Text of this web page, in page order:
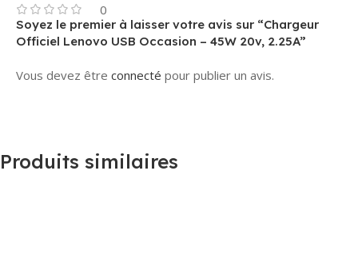
0
Soyez le premier à laisser votre avis sur “Chargeur
Officiel Lenovo USB Occasion – 45W 20v, 2.25A”
Vous devez être connecté pour publier un avis.
Produits similaires